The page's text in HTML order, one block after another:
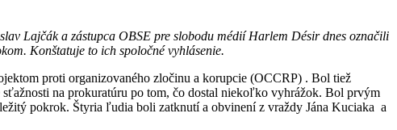
Lajčák a zástupca OBSE pre slobodu médií Harlem Désir dnes označili
Konštatuje to ich spoločné vyhlásenie.
proti organizovaného zločinu a korupcie (OCCRP) . Bol tiež
na prokuratúru po tom, čo dostal niekoľko vyhrážok. Bol prvým
pokrok. Štyria ľudia boli zatknutí a obvinení z vraždy Jána Kuciaka a